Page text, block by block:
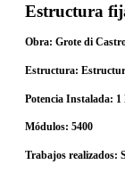
Estructura
Obra: Grote di
Estructura:
Potencia Instalada: 1
Módulos: 5400
Trabajos realizados: